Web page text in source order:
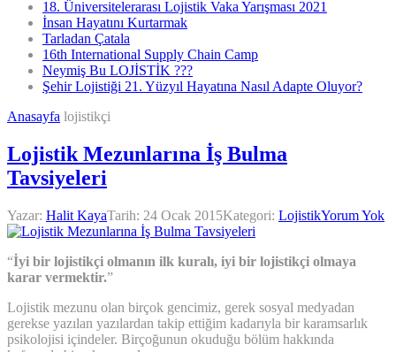
18. Üniversitelerarası Lojistik Vaka Yarışması 2021
İnsan Hayatını Kurtarmak
Tarladan Çatala
16th International Supply Chain Camp
Neymiş Bu LOJİSTİK ???
Şehir Lojistiği 21. Yüzyıl Hayatına Nasıl Adapte Oluyor?
Anasayfa lojistikçi
Lojistik Mezunlarına İş Bulma
Tavsiyeleri
Yazar: Halit KayaTarih: 24 Ocak 2015Kategori: LojistikYorum Yok
“İyi bir lojistikçi olmanın ilk kuralı, iyi bir lojistikçi olmaya
karar vermektir.”
Lojistik mezunu olan birçok gencimiz, gerek sosyal medyadan
gerekse yazılan yazılardan takip ettiğim kadarıyla bir karamsarlık
psikolojisi içindeler. Birçoğunun okuduğu bölüm hakkında